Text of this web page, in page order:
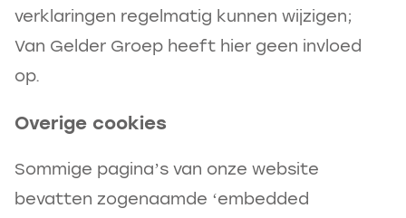
verklaringen regelmatig kunnen wijzigen;
Van Gelder Groep heeft hier geen invloed
op.
Overige cookies
Sommige pagina’s van onze website
bevatten zogenaamde ‘embedded